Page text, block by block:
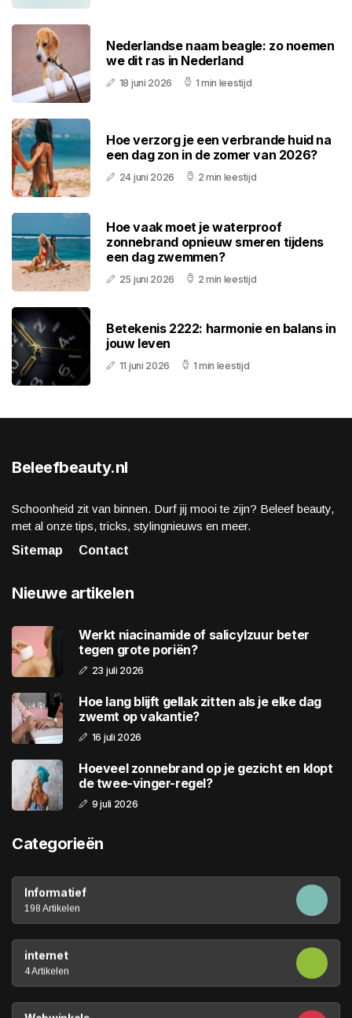
Nederlandse naam beagle: zo noemen
we dit ras in Nederland
18 juni 2026 1 min leestijd
Hoe verzorg je een verbrande huid na
een dag zon in de zomer van 2026?
24 juni 2026 2 min leestijd
Hoe vaak moet je waterproof
zonnebrand opnieuw smeren tijdens
een dag zwemmen?
25 juni 2026 2 min leestijd
Betekenis 2222: harmonie en balans in
jouw leven
11 juni 2026 1 min leestijd
Beleefbeauty.nl
Schoonheid zit van binnen. Durf jij mooi te zijn? Beleef beauty,
met al onze tips, tricks, stylingnieuws en meer.
Sitemap
Contact
Nieuwe artikelen
Werkt niacinamide of salicylzuur beter
tegen grote poriën?
23 juli 2026
Hoe lang blijft gellak zitten als je elke dag
zwemt op vakantie?
16 juli 2026
Hoeveel zonnebrand op je gezicht en klopt
de twee-vinger-regel?
9 juli 2026
Categorieën
Informatief
198 Artikelen
internet
4 Artikelen